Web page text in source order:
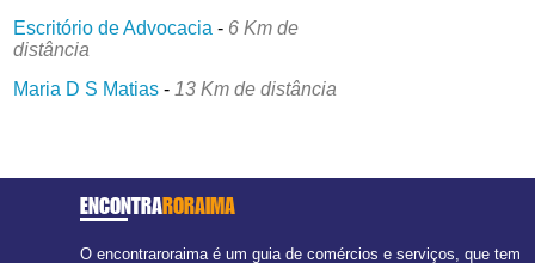
Escritório de Advocacia - 6 Km de
distância
Maria D S Matias - 13 Km de distância
ENCONTRARORAIMA
O encontraroraima é um guia de comércios e serviços, que tem